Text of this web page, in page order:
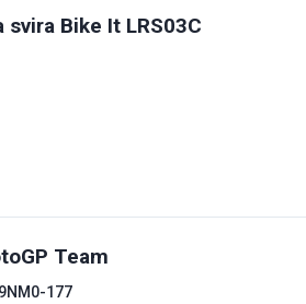
Bike It LRS03C
Team
177